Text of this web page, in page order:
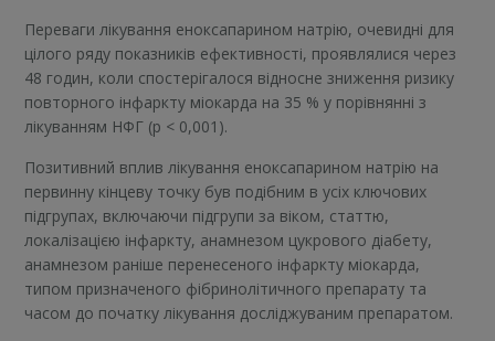
Переваги лікування еноксапарином натрію, очевидні для
цілого ряду показників ефективності, проявлялися через
48 годин, коли спостерігалося відносне зниження ризику
повторного інфаркту міокарда на 35 % у порівнянні з
лікуванням НФГ (p < 0,001).
Позитивний вплив лікування еноксапарином натрію на
первинну кінцеву точку був подібним в усіх ключових
підгрупах, включаючи підгрупи за віком, статтю,
локалізацією інфаркту, анамнезом цукрового діабету,
анамнезом раніше перенесеного інфаркту міокарда,
типом призначеного фібринолітичного препарату та
часом до початку лікування досліджуваним препаратом.